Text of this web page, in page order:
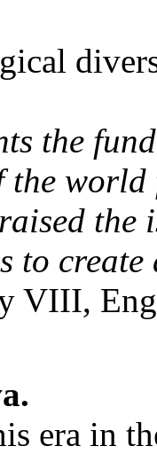
the
the
to
VIII,
era in